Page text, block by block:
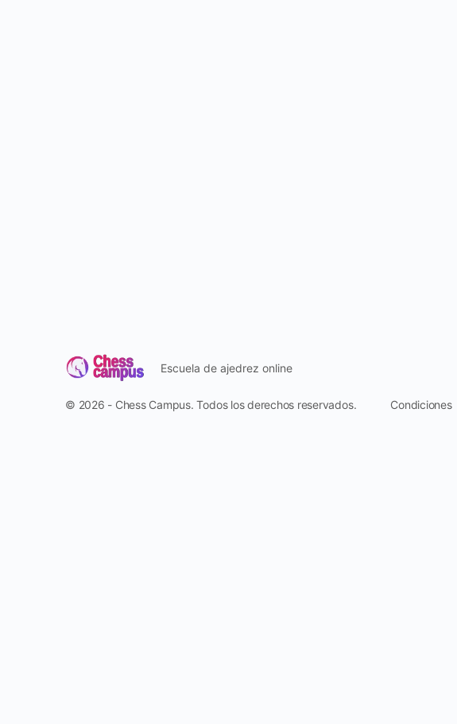
Escuela de ajedrez online
© 2026 - Chess Campus. Todos los derechos reservados. Condiciones